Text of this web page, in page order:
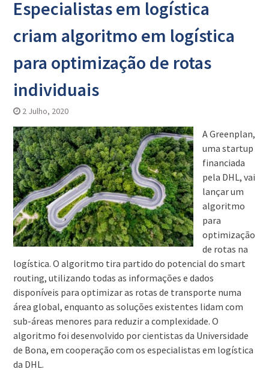
Especialistas em logística
criam algoritmo em logística
para optimização de rotas
individuais
2 Julho, 2020
A Greenplan,
uma startup
financiada
pela DHL, vai
lançar um
algoritmo
para
optimização
de rotas na
logística. O algoritmo tira partido do potencial do smart
routing, utilizando todas as informações e dados
disponíveis para optimizar as rotas de transporte numa
área global, enquanto as soluções existentes lidam com
sub-áreas menores para reduzir a complexidade. O
algoritmo foi desenvolvido por cientistas da Universidade
de Bona, em cooperação com os especialistas em logística
da DHL.